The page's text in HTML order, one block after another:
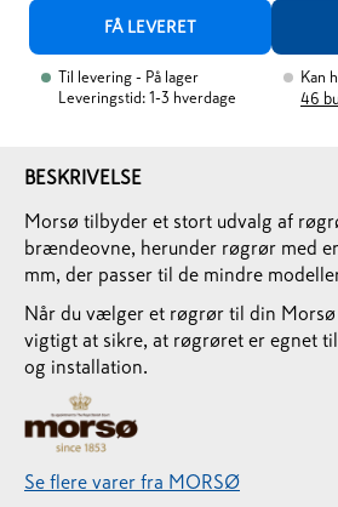
FÅ LEVERET
Til levering - På lager
Leveringstid: 1-3 hverdage
Kan
46
BESKRIVELSE
Morsø tilbyder et stort udvalg af
brændeovne, herunder røgrør med
mm, der passer til de mindre
Når du vælger et røgrør til din
vigtigt at sikre, at røgrøret er egnet
og installation.
Se flere varer fra MORSØ